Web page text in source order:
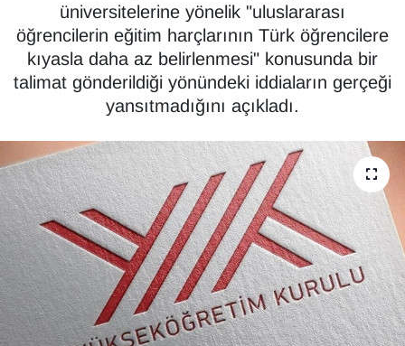
üniversitelerine yönelik "uluslararası
öğrencilerin eğitim harçlarının Türk öğrencilere
kıyasla daha az belirlenmesi" konusunda bir
talimat gönderildiği yönündeki iddiaların gerçeği
yansıtmadığını açıkladı.
ÇEVRE
Deprem
Dernekler, Odalar
Diğer
DÜNYA
EĞİTİM
EKONOMİ
Eleman
Tüm Manşetler
Son Dakika Haberleri
Haber Arşivi